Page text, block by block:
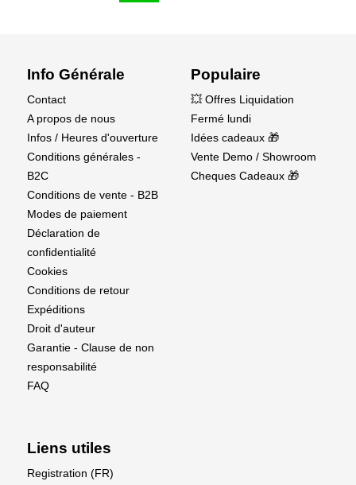
Info Générale
Contact
A propos de nous
Infos / Heures d'ouverture
Conditions générales -
B2C
Conditions de vente - B2B
Modes de paiement
Déclaration de
confidentialité
Cookies
Conditions de retour
Expéditions
Droit d'auteur
Garantie - Clause de non
responsabilité
FAQ
Populaire
💥 Offres Liquidation
Fermé lundi
Idées cadeaux 🎁
Vente Demo / Showroom
Cheques Cadeaux 🎁
Liens utiles
Registration (FR)